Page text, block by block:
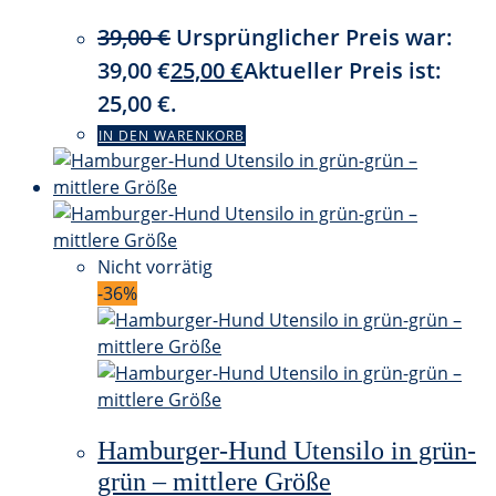
39,00€ Ursprünglicher Preis war:
39,00 €25,00€Aktueller Preis ist:
25,00 €.
IN DEN WARENKORB
Nicht vorrätig
-36%
Hamburger-Hund Utensilo in grün-
grün – mittlere Größe